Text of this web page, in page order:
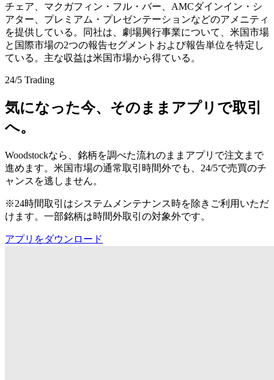
チェア、マクガフィン・フル・バー、AMCダインイン・シ
アター、プレミアム・プレゼンテーションなどのアメニティ
を提供している。同社は、劇場興行事業について、米国市場
と国際市場の2つの報告セグメントおよび報告単位を特定し
ている。主な収益は米国市場から得ている。
24/5 Trading
気になった今、そのままアプリで取引
へ。
Woodstockなら、銘柄を調べた流れのままアプリで注文まで
進めます。米国市場の通常取引時間外でも、24/5で売買のチ
ャンスを逃しません。
※24時間取引はシステムメンテナンス時を除きご利用いただ
けます。一部銘柄は時間外取引の対象外です。
アプリをダウンロード